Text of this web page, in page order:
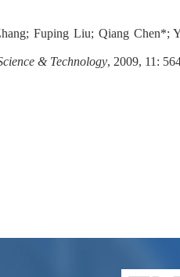
Fuping Liu; Qiang Chen*;
& Technology, 2009, 11: